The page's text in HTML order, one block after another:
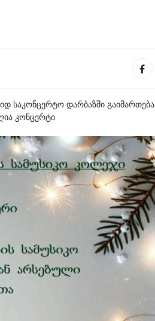
საკონცერტო დარბაზში გაიმართება
კონცერტი.